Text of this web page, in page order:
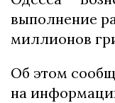
выполнение
миллионов
Об этом
на